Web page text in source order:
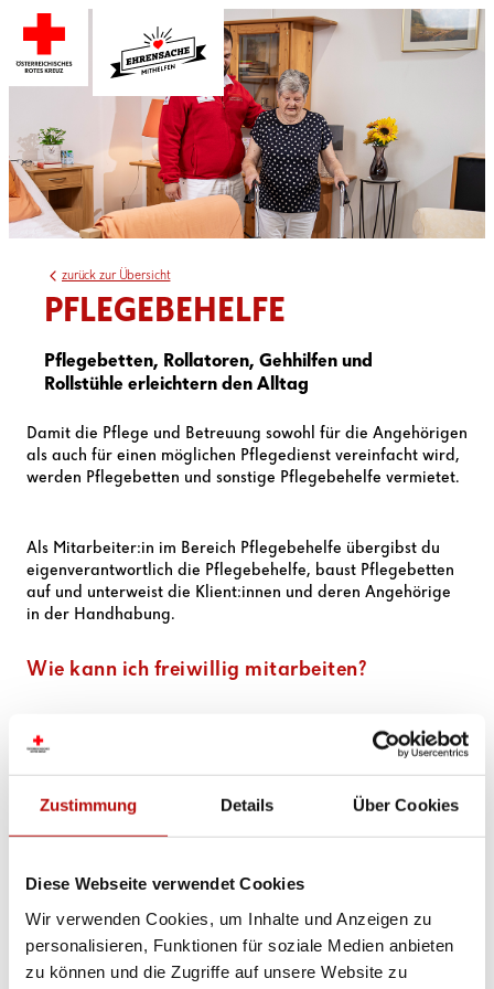
Zustimmung Details Über Cookies
Diese Webseite verwendet Cookies
Wir verwenden Cookies, um Inhalte und Anzeigen zu
personalisieren, Funktionen für soziale Medien anbieten
zu können und die Zugriffe auf unsere Website zu
zurück zur Übersicht
PFLEGEBEHELFE
Pflegebetten, Rollatoren, Gehhilfen und
Rollstühle erleichtern den Alltag
Damit die Pflege und Betreuung sowohl für die Angehörigen
als auch für einen möglichen Pflegedienst vereinfacht wird,
werden Pflegebetten und sonstige Pflegebehelfe vermietet.
Als Mitarbeiter:in im Bereich Pflegebehelfe übergibst du
eigenverantwortlich die Pflegebehelfe, baust Pflegebetten
auf und unterweist die Klient:innen und deren Angehörige
in der Handhabung.
Wie kann ich freiwillig mitarbeiten?
Die Ausbildung umfasst einen Erste-Hilfe-Grundkurs
Einschulung laut Medizinproduktegesetz
Bereit, die Pflege daheim angenehm zu gestalten? Auf
geht’s!